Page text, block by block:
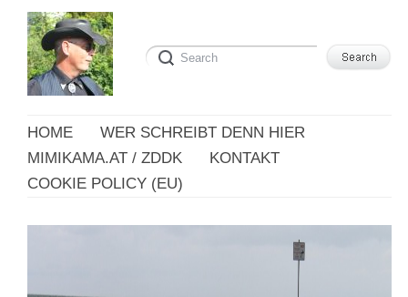
HOME
WER SCHREIBT DENN HIER
MIMIKAMA.AT / ZDDK
KONTAKT
COOKIE POLICY (EU)